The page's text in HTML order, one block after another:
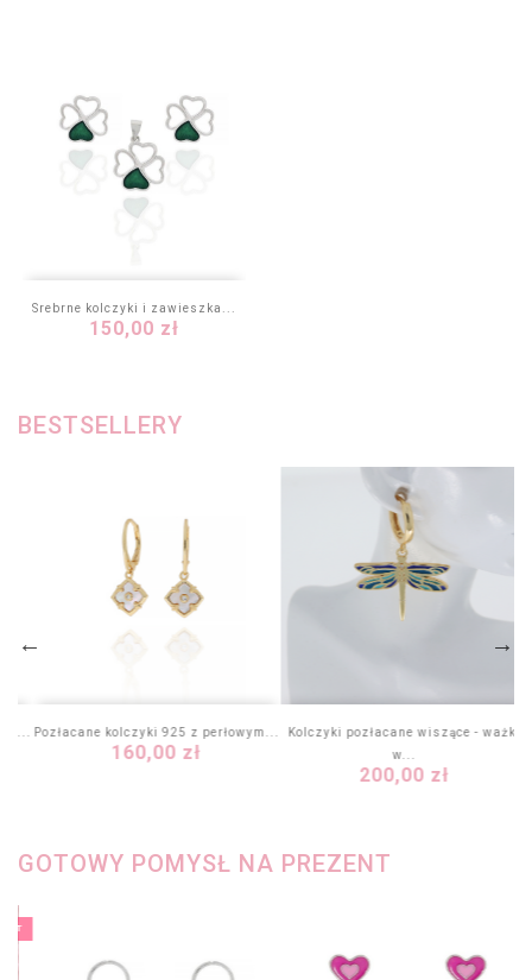
Srebrne kolczyki i zawieszka...
Cena
150,00 zł
BESTSELLERY
Pozłacane kolczyki 925 z perłowym...
Cena
160,00 zł
Kolczyki pozłacane wiszące - ważki
w...
Cena
200,00 zł
GOTOWY POMYSŁ NA PREZENT